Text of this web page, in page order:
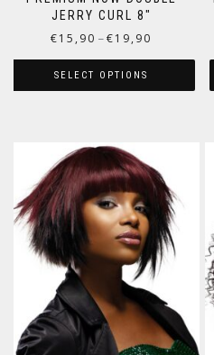
JERRY CURL 8″
€15,90 – €19,90
SELECT OPTIONS